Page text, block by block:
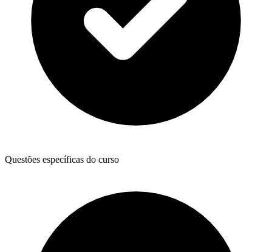
Questões específicas do curso